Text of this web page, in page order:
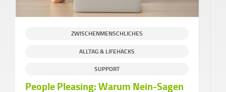
ZWISCHENMENSCHLICHES
ALLTAG & LIFEHACKS
SUPPORT
People Pleasing: Warum Nein-Sagen